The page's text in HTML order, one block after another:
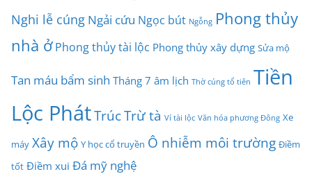
Nghi lễ cúng Ngải cứu Ngọc bút Ngỗng Phong thủy
nhà ở Phong thủy tài lộc Phong thủy xây dựng Sửa mộ
Tan máu bẩm sinh Tháng 7 âm lịch Thờ cúng tổ tiên Tiền
Lộc PhátTrúcTrừ tà Ví tài lộc Văn hóa phương Đông Xe
máy Xây mộ Y học cổ truyền Ô nhiễm môi trường Điềm
tốt Điềm xui Đá mỹ nghệ